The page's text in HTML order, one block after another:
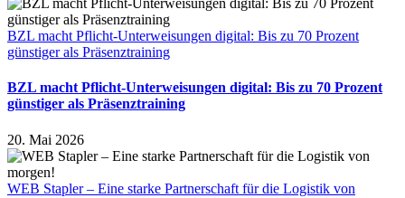
BZL macht Pflicht-Unterweisungen digital: Bis zu 70 Prozent
günstiger als Präsenztraining
BZL macht Pflicht-Unterweisungen digital: Bis zu 70 Prozent
günstiger als Präsenztraining
20. Mai 2026
WEB Stapler – Eine starke Partnerschaft für die Logistik von